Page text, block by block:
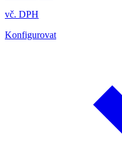
vč. DPH
Konfigurovat